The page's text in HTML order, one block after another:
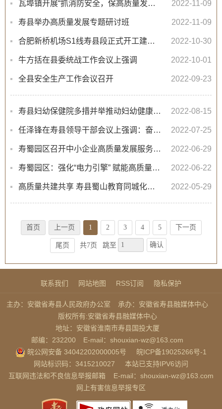
瓦埠镇开展“抓消防安全，保高质量发展”全国消防宣传月活动 2022-11-09
寿县举办高质量发展专题研讨班 2022-11-09
合肥新桥机场S1线寿县段正式开工建设！虞爱华宣布开工 2022-10-30
牛方括在县委统战工作会议上强调 2022-10-01
全县安全生产工作会议召开 2022-09-23
寿县妇幼保健院多措并举推动妇幼健康工作高质量发展 2022-08-15
任泽锋在寿县领导干部会议上强调：奋力当好全市高质量发展的主力军加快打造工业强县农业强县文旅强县 2022-07-25
寿蜀园区召开中小企业高质量发展服务中心（试运行）会商会 2022-06-29
寿蜀园区：强化“电力引擎” 赋能高质量发展 2022-06-22
高质量共建共享 寿县蜀山教育同城化一体化再上新台阶 2022-05-29
首页 上一页 1 2 3 4 5 下一页
尾页 共7页 跳至 确认
联系我们 网站地图 RSS订阅 隐私保护
主办：安徽省寿县人民政府办公室
承办：安徽省寿县融媒体中心
版权所有:安徽省寿县融媒体中心
地址：安徽省淮南市寿县国投大厦
邮编：232200
E-mail：shouxian-wz@163.com
皖公网安备 34042202000005号
皖ICP备19025266号-1
网站标识码：3415210027
本站已支持IPV6访问
互联网违法和不良信息举报邮箱
E-mail：shouxian-wz@163.com
网上有害信息举报专区